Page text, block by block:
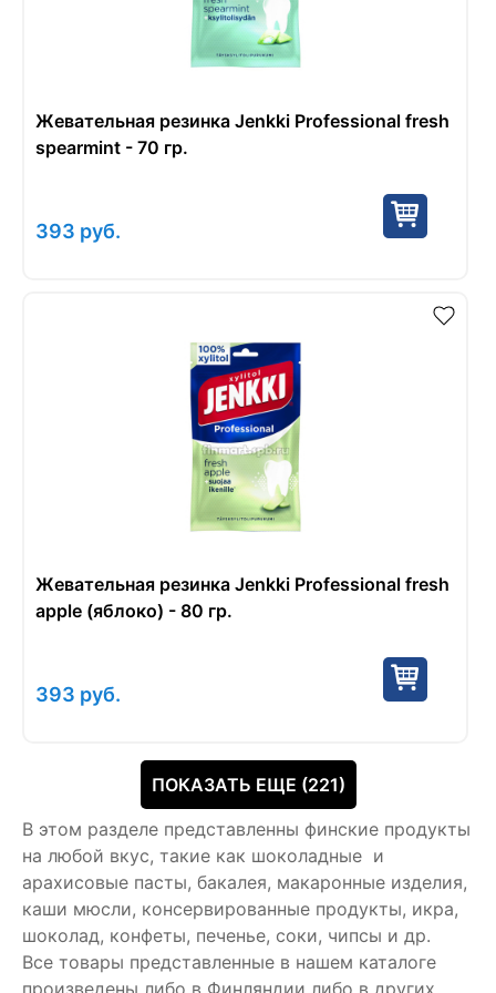
Жевательная резинка Jenkki Professional fresh
spearmint - 70 гр.
393 руб.
Жевательная резинка Jenkki Professional fresh
apple (яблоко) - 80 гр.
393 руб.
ПОКАЗАТЬ ЕЩЕ (221)
В этом разделе представленны финские продукты
на любой вкус, такие как шоколадные и
арахисовые пасты, бакалея, макаронные изделия,
каши мюсли, консервированные продукты, икра,
шоколад, конфеты, печенье, соки, чипсы и др.
Все товары представленные в нашем каталоге
произведены либо в Финляндии либо в других